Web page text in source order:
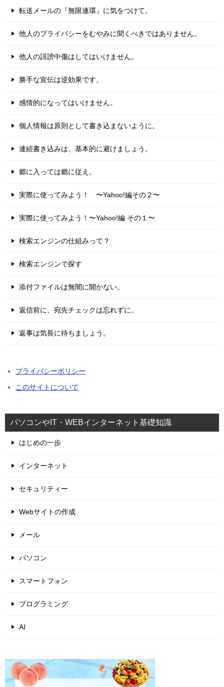
転送メールの『無限連環』に気をつけて。
他人のプライバシーをむやみに聞くべきではありません。
他人の誹謗中傷はしてはいけません。
勝手な宣伝は逆効果です。
感情的になってはいけません。
個人情報は原則として書き込まないように。
連続書き込みは、基本的に避けましょう。
郷に入っては郷に従え。
実際に使ってみよう！ 〜Yahoo!編その２〜
実際に使ってみよう！〜Yahoo!編 その１〜
検索エンジンの仕組みって？
検索エンジンで探す
添付ファイルは無闇に開かない。
返信前に、宛先チェックは忘れずに。
返事は気長に待ちましょう。
プライバシーポリシー
このサイトについて
パソコンやIT・WEBインターネット基礎知識
はじめの一歩
インターネット
セキュリティー
Webサイトの作成
メール
パソコン
スマートフォン
プログラミング
AI